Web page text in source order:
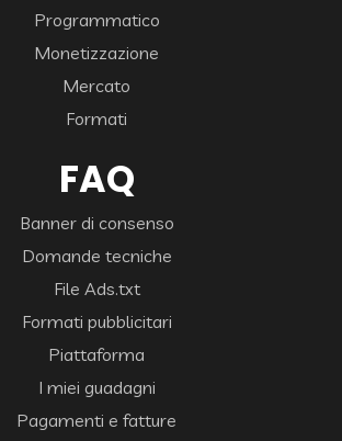
Programmatico
Monetizzazione
Mercato
Formati
FAQ
Banner di consenso
Domande tecniche
File Ads.txt
Formati pubblicitari
Piattaforma
I miei guadagni
Pagamenti e fatture